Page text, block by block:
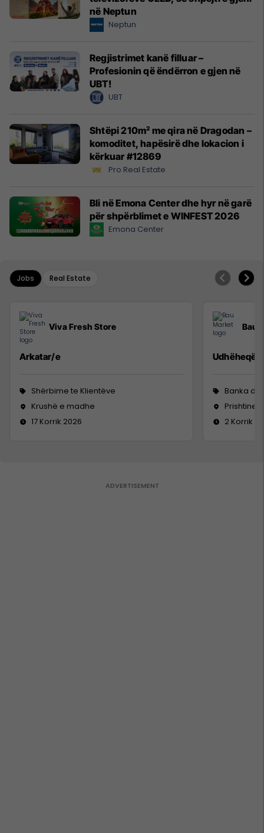
në Neptun
Neptun
Regjistrimet kanë filluar –
Profesionin që ëndërron e gjen në
UBT!
UBT
Shtëpi 210m² me qira në Dragodan –
komoditet, hapësirë dhe lokacion i
kërkuar #12869
Pro Real Estate
Bli në Emona Center dhe hyr në garë
për shpërblimet e WINFEST 2026
Emona Center
Jobs Real Estate
Viva Fresh Store
Arkatar/e
Shërbime te Klientëve
Krushë e madhe
17 Korrik 2026
Bau
Banka
Prishtine
2 Korrik